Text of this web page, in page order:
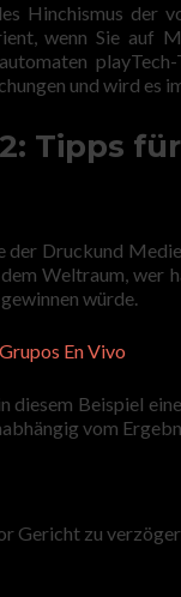
Hinchismus der
wenn Sie auf
und wird es
Tipps
Druckund
Weltraum, wer
würde.
En Vivo
Beispiel
vom
Gericht zu